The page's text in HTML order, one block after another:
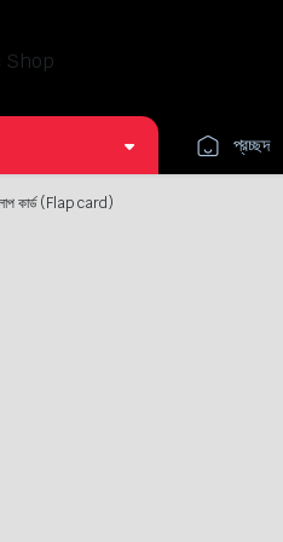
প্রচ্ছদ
কার্ড (Flap card)